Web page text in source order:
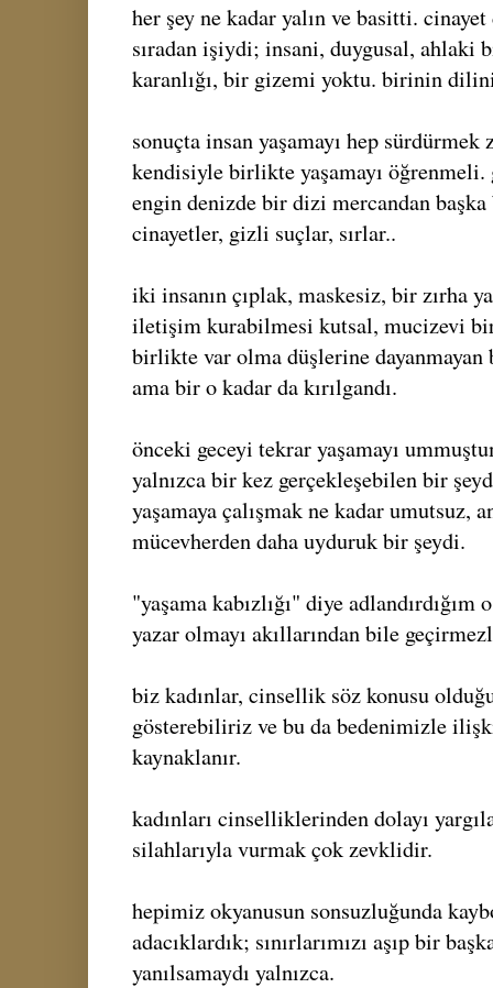
her şey ne kadar yalın ve basitti. cinayet
sıradan işiydi; insani, duygusal, ahlaki
karanlığı, bir gizemi yoktu. birinin
sonuçta insan yaşamayı hep
kendisiyle birlikte yaşamayı öğrenmeli.
engin denizde bir dizi mercandan
cinayetler, gizli suçlar, sırlar..
iki insanın çıplak, maskesiz, bir zırha
iletişim kurabilmesi kutsal, mucizevi
birlikte var olma düşlerine
ama bir o kadar da kırılgandı.
önceki geceyi tekrar yaşamayı
yalnızca bir kez gerçekleşebilen bir
yaşamaya çalışmak ne kadar umutsuz,
mücevherden daha uyduruk bir şeydi.
"yaşama kabızlığı" diye
yazar olmayı akıllarından bile
biz kadınlar, cinsellik söz konusu
gösterebiliriz ve bu da bedenimizle
kaynaklanır.
kadınları cinselliklerinden dolayı
silahlarıyla vurmak çok zevklidir.
hepimiz okyanusun sonsuzluğunda
adacıklardık; sınırlarımızı aşıp bir
yanılsamaydı yalnızca.